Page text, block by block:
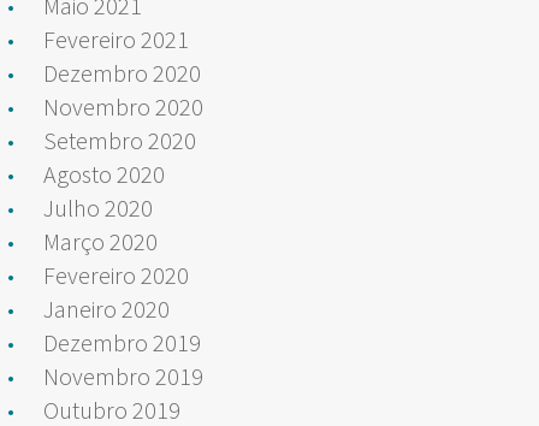
Fevereiro 2021
Dezembro 2020
Novembro 2020
Setembro 2020
Agosto 2020
Julho 2020
Março 2020
Fevereiro 2020
Janeiro 2020
Dezembro 2019
Novembro 2019
Outubro 2019